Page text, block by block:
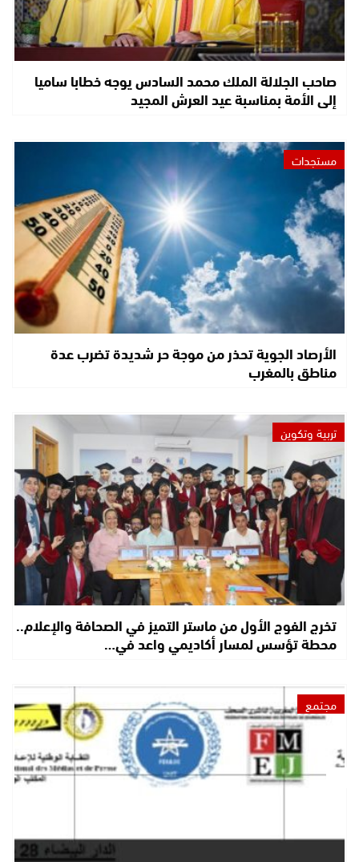
صاحب الجلالة الملك محمد السادس يوجه خطابا ساميا
إلى الأمة بمناسبة عيد العرش المجيد
مستجدات
الأرصاد الجوية تحذر من موجة حر شديدة تضرب عدة
مناطق بالمغرب
تربية وتكوين
تخرج الفوج الأول من ماستر التميز في الصحافة والإعلام..
محطة تؤسس لمسار أكاديمي واعد في…
مجتمع